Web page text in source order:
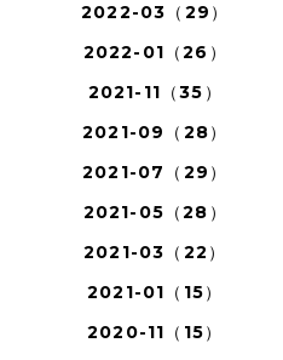
2022-03（29）
2022-01（26）
2021-11（35）
2021-09（28）
2021-07（29）
2021-05（28）
2021-03（22）
2021-01（15）
2020-11（15）